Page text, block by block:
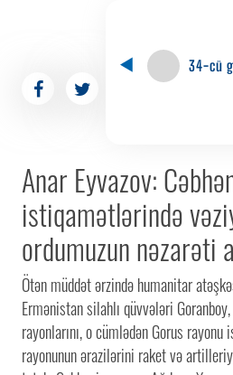
34-cü
Anar Eyvazov:
istiqamətlərində
ordumuzun nəzarəti
Ötən müddət ərzində humanitar
Ermənistan silahlı qüvvələri
rayonlarını, o cümlədən Gorus rayonu
rayonunun ərazilərini raket və